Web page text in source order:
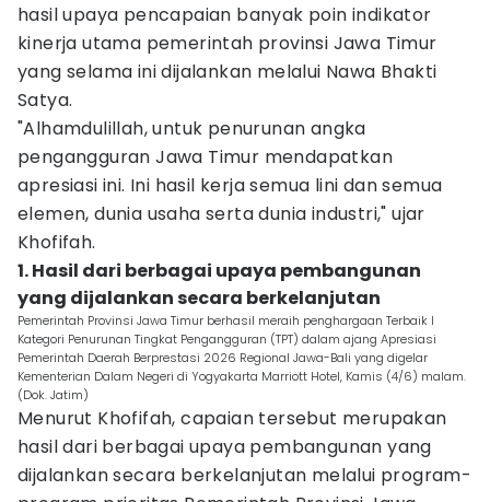
hasil upaya pencapaian banyak poin indikator
kinerja utama pemerintah provinsi Jawa Timur
yang selama ini dijalankan melalui Nawa Bhakti
Satya.
"Alhamdulillah, untuk penurunan angka
pengangguran Jawa Timur mendapatkan
apresiasi ini. Ini hasil kerja semua lini dan semua
elemen, dunia usaha serta dunia industri," ujar
Khofifah.
1. Hasil dari berbagai upaya pembangunan
yang dijalankan secara berkelanjutan
Pemerintah Provinsi Jawa Timur berhasil meraih penghargaan Terbaik I
Kategori Penurunan Tingkat Pengangguran (TPT) dalam ajang Apresiasi
Pemerintah Daerah Berprestasi 2026 Regional Jawa-Bali yang digelar
Kementerian Dalam Negeri di Yogyakarta Marriott Hotel, Kamis (4/6) malam.
(Dok. Jatim)
Menurut Khofifah, capaian tersebut merupakan
hasil dari berbagai upaya pembangunan yang
dijalankan secara berkelanjutan melalui program-